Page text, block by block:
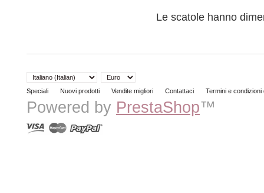
Le scatole hanno
Speciali Nuovi prodotti Vendite migliori Contattaci Termini e condizioni
Powered by PrestaShop™